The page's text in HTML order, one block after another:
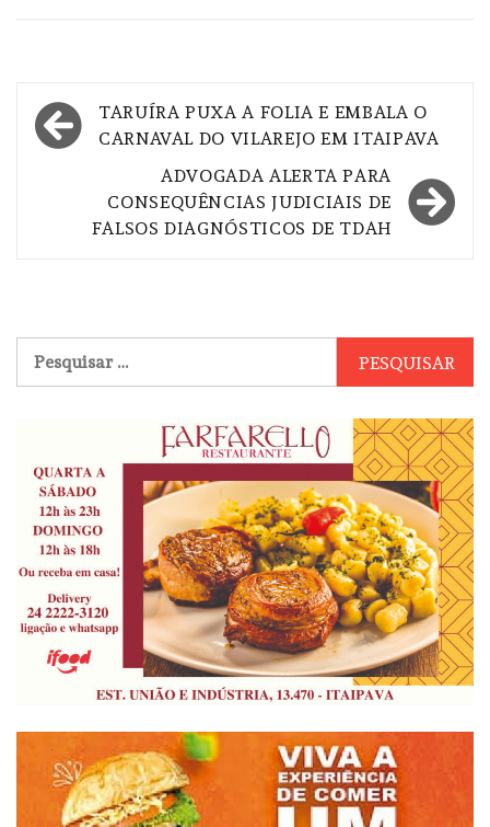
Navegação
de
TARUÍRA PUXA A FOLIA E EMBALA O
CARNAVAL DO VILAREJO EM ITAIPAVA
ADVOGADA ALERTA PARA
CONSEQUÊNCIAS JUDICIAIS DE
FALSOS DIAGNÓSTICOS DE TDAH